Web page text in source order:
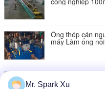
Ống thép cán
máy Làm ống nối
Roller lạnh máy
Mr. Spark Xu